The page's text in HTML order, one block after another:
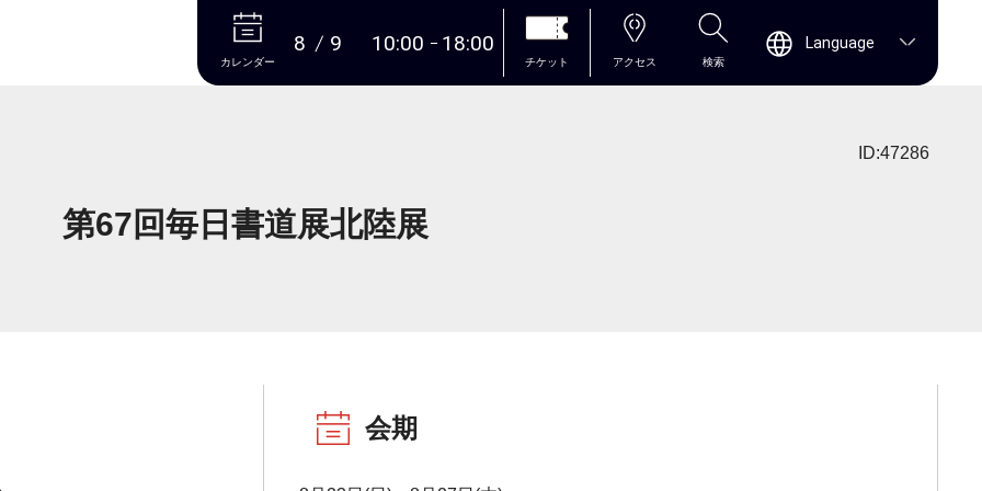
本文へ
カレンダー
8 9 10:00 18:00
チケット アクセス 検索
Language
ID:47286
第67回毎日書道展北陸展
会期